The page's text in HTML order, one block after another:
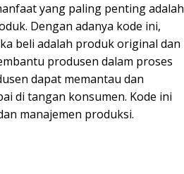
yang paling penting adalah
Dengan adanya kode ini,
beli adalah produk original dan
produsen dalam proses
dapat memantau dan
di tangan konsumen. Kode ini
manajemen produksi.